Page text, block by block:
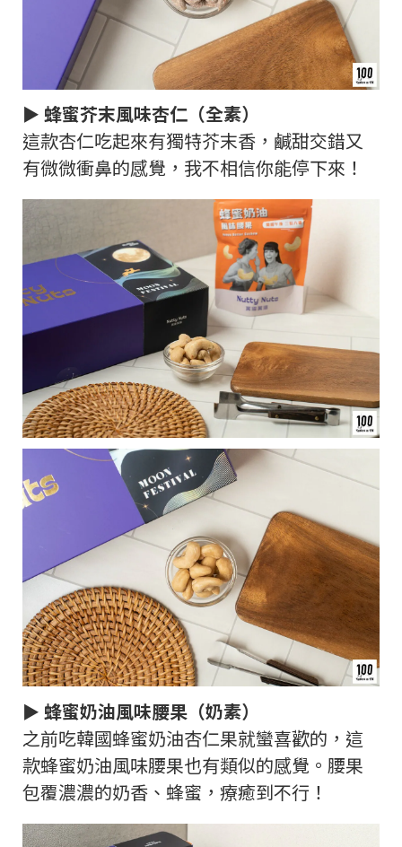
► 蜂蜜芥末風味杏仁（全素）
這款杏仁吃起來有獨特芥末香，鹹甜交錯又
有微微衝鼻的感覺，我不相信你能停下來！
► 蜂蜜奶油風味腰果（奶素）
之前吃韓國蜂蜜奶油杏仁果就蠻喜歡的，這
款蜂蜜奶油風味腰果也有類似的感覺。腰果
包覆濃濃的奶香、蜂蜜，療癒到不行！